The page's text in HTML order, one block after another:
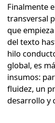
Finalmente
transversal
que
del texto
hilo
global, es
insumos:
fluidez, un
desarrollo y